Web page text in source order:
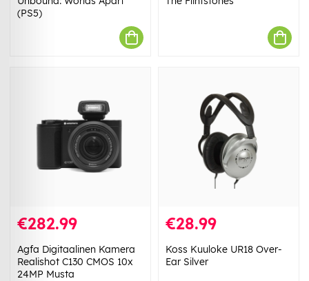
(PS5)
€282.99
Agfa Digitaalinen Kamera
Realishot C130 CMOS 10x
24MP Musta
€28.99
Koss Kuuloke UR18 Over-
Ear Silver